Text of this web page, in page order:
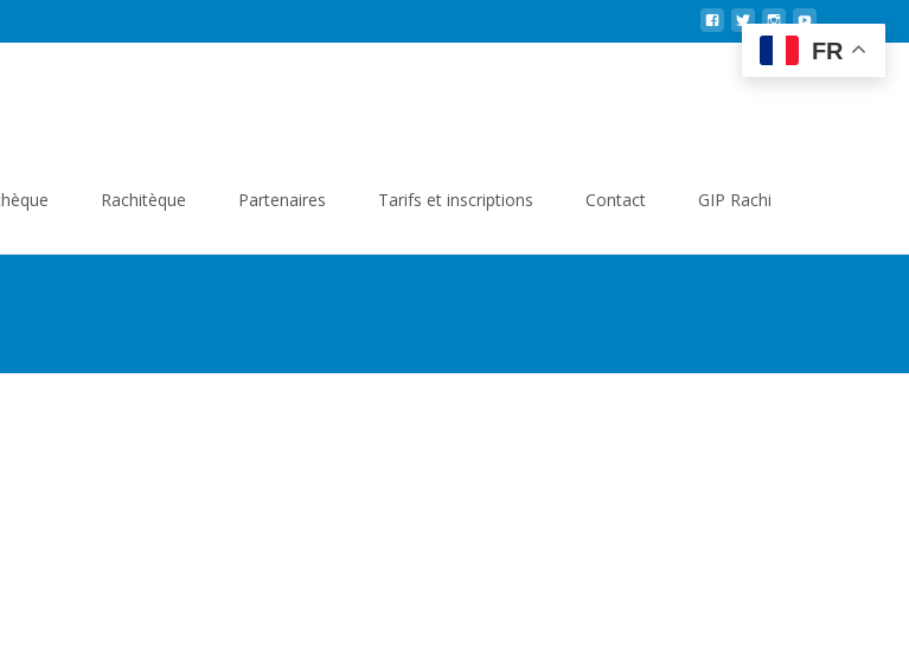
Rachitèque Partenaires Tarifs et inscriptions Contact GIP Rachi
FR